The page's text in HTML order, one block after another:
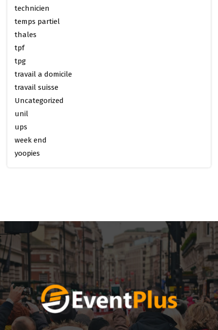
technicien
temps partiel
thales
tpf
tpg
travail a domicile
travail suisse
Uncategorized
unil
ups
week end
yoopies